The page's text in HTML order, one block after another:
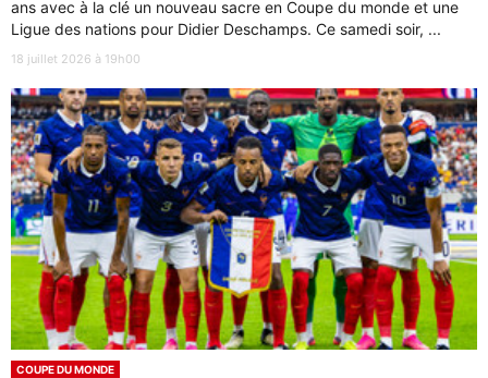
ans avec à la clé un nouveau sacre en Coupe du monde et une
Ligue des nations pour Didier Deschamps. Ce samedi soir, ...
18 juillet 2026 à 19h00
COUPE DU MONDE